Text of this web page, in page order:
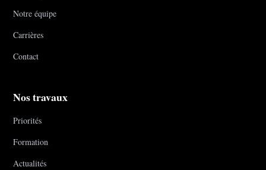
Notre équipe
Carrières
Contact
Nos travaux
Priorités
Formation
Actualités